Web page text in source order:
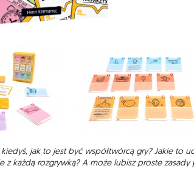
kiedyś, jak to jest być współtwórcą gry? Jakie to
z każdą rozgrywką? A może lubisz proste zasady